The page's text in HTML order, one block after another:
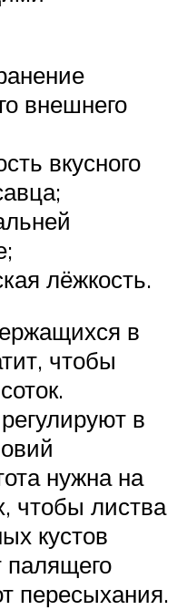
внешнего
вкусного
лёжкость.
в
чтобы
в
нужна на
чтобы листва
кустов
пересыхания.